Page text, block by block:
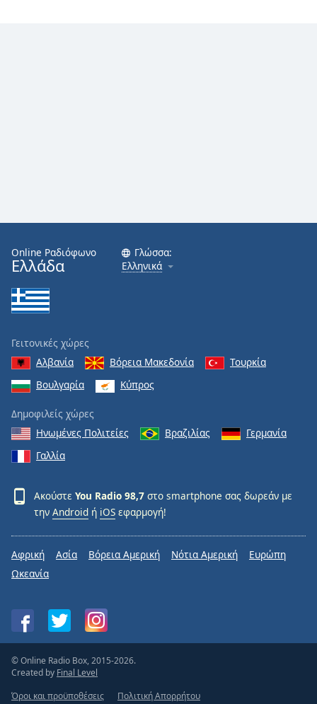
Online Ραδιόφωνο
Ελλάδα
Γλώσσα:
Ελληνικά
Γειτονικές χώρες
Αλβανία
Βόρεια Μακεδονία
Τουρκία
Βουλγαρία
Κύπρος
Δημοφιλείς χώρες
Ηνωμένες Πολιτείες
Βραζιλίας
Γερμανία
Γαλλία
Ακούστε You Radio 98,7 στο smartphone σας δωρεάν με
την Android ή iOS εφαρμογή!
Αφρική Ασία Βόρεια Αμερική Νότια Αμερική
Ευρώπη
Ωκεανία
© Online Radio Box, 2015-2026.
Created by Final Level
Όροι και προϋποθέσεις
Πολιτική Απορρήτου